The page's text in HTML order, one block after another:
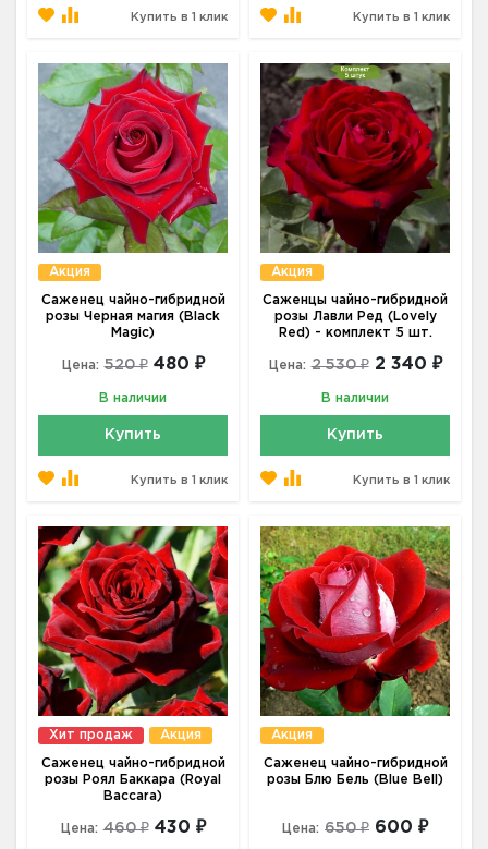
Купить в 1 клик Купить в 1 клик
Акция
Саженец чайно-гибридной
розы Черная магия (Black
Magic)
Цена: 520 ₽ 480 ₽
В наличии
Купить
Купить в 1 клик
Акция
Саженцы чайно-гибридной
розы Лавли Ред (Lovely
Red) - комплект 5 шт.
Цена: 2 530 ₽ 2 340 ₽
В наличии
Купить
Купить в 1 клик
Хит продаж Акция
Саженец чайно-гибридной
розы Роял Баккара (Royal
Baccara)
Цена: 460 ₽ 430 ₽
Акция
Саженец чайно-гибридной
розы Блю Бель (Blue Bell)
Цена: 650 ₽ 600 ₽